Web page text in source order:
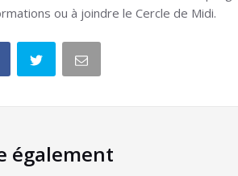
ou à joindre le Cercle de Midi.
également